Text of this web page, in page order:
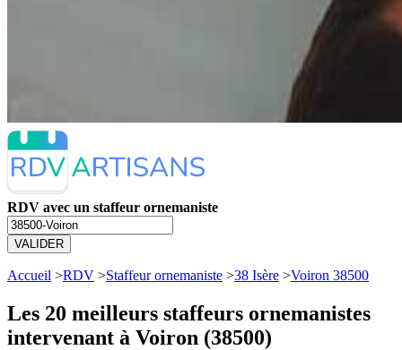
RDV avec un staffeur ornemaniste
VALIDER
Accueil >RDV >Staffeur ornemaniste >38 Isère >Voiron 38500
Les 20 meilleurs staffeurs ornemanistes
intervenant à Voiron (38500)